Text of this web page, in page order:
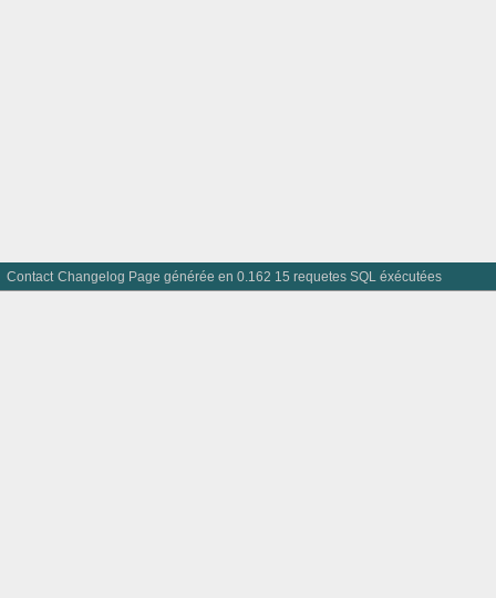
Contact Changelog Page générée en 0.162 15 requetes SQL éxécutées